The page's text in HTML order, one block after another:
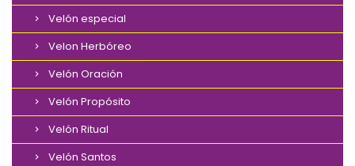
Velón especial
Velon Herbóreo
Velón Oración
Velón Propósito
Velón Ritual
Velón Santos